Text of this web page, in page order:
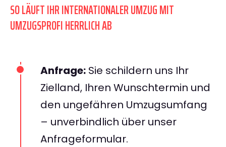
SO LÄUFT IHR INTERNATIONALER UMZUG MIT
UMZUGSPROFI HERRLICH AB
Anfrage: Sie schildern uns Ihr
Zielland, Ihren Wunschtermin und
den ungefähren Umzugsumfang
– unverbindlich über unser
Anfrageformular.